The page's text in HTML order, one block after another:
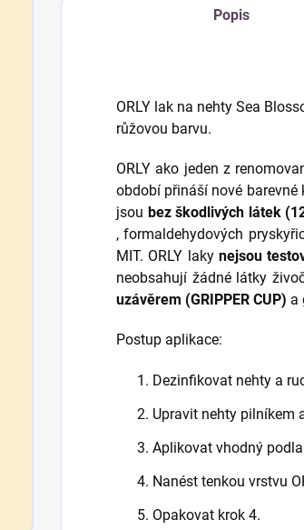
Popis
ORLY lak na nehty Sea
růžovou barvu.
ORLY ako jeden z
období přináší nové
jsou bez škodlivých látek
, formaldehydových
MIT. ORLY laky nejsou
neobsahují žádné látky
uzávěrem (GRIPPER CUP) a
Postup aplikace:
Dezinfikovat nehty a
Upravit nehty pilníkem
Aplikovat vhodný
Nanést tenkou vrstvu
Opakovat krok 4.